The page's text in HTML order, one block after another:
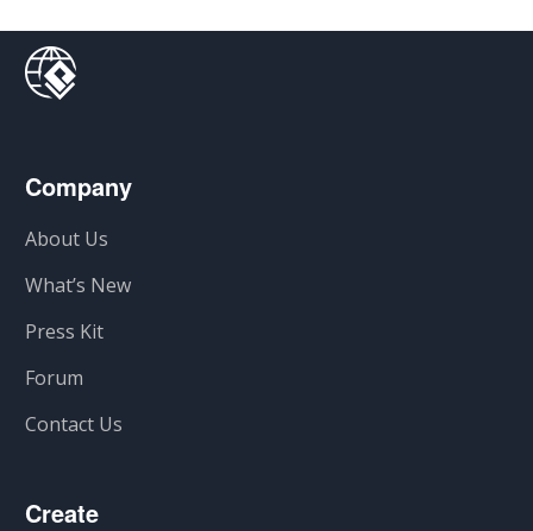
Company
About Us
What’s New
Press Kit
Forum
Contact Us
Create